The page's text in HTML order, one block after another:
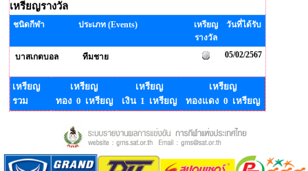
เหรียญรางวัล
ชนิดกีฬา ประเภท (Events)
เหรียญ
รางวัล
วันที่ได้รับ
บาสเกตบอล ทีมชาย 05/02/2567
เหรียญ
รวม
เหรียญ
ทอง 0 เหรียญ
เหรียญ
เงิน 1 เหรียญ
เหรียญ
ทองแดง 0 เหรียญ